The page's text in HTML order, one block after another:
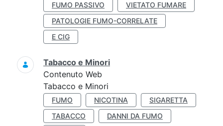
FUMO PASSIVO
VIETATO FUMARE
PATOLOGIE FUMO-CORRELATE
E CIG
Tabacco e Minori
Contenuto Web
Tabacco e Minori
FUMO NICOTINA
SIGARETTA
TABACCO
DANNI DA FUMO